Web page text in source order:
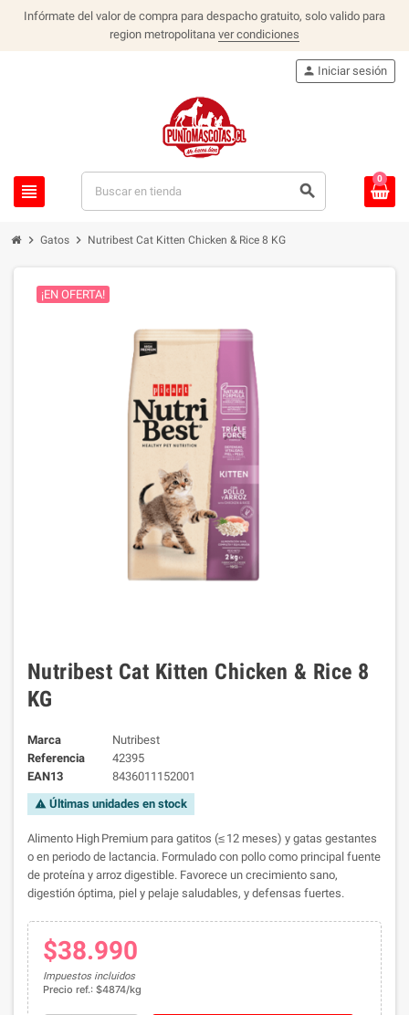
Infórmate del valor de compra para despacho gratuito, solo valido para
region metropolitana ver condiciones
view_headline search
person Iniciar sesión
0
chevron_right Gatos chevron_right Nutribest Cat Kitten Chicken & Rice 8 KG
¡EN OFERTA!
Nutribest Cat Kitten Chicken & Rice 8
KG
Marca
Nutribest
Referencia
42395
EAN13
8436011152001
warning Últimas unidades en stock
Alimento High Premium para gatitos (≤ 12 meses) y gatas gestantes
o en periodo de lactancia. Formulado con pollo como principal fuente
de proteína y arroz digestible. Favorece un crecimiento sano,
digestión óptima, piel y pelaje saludables, y defensas fuertes.
$38.990
Impuestos incluidos
Precio ref.: $4874/kg